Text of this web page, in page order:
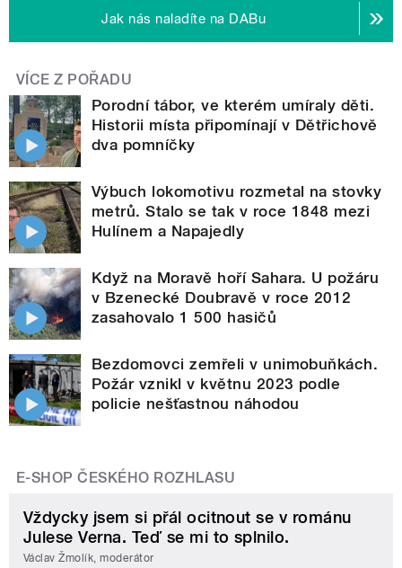
Jak nás naladíte na DABu
VÍCE Z POŘADU
Porodní tábor, ve kterém umíraly děti.
Historii místa připomínají v Dětřichově
dva pomníčky
Výbuch lokomotivu rozmetal na stovky
metrů. Stalo se tak v roce 1848 mezi
Hulínem a Napajedly
Když na Moravě hoří Sahara. U požáru
v Bzenecké Doubravě v roce 2012
zasahovalo 1 500 hasičů
Bezdomovci zemřeli v unimobuňkách.
Požár vznikl v květnu 2023 podle
policie nešťastnou náhodou
E-SHOP ČESKÉHO ROZHLASU
Vždycky jsem si přál ocitnout se v románu
Julese Verna. Teď se mi to splnilo.
Václav Žmolík, moderátor